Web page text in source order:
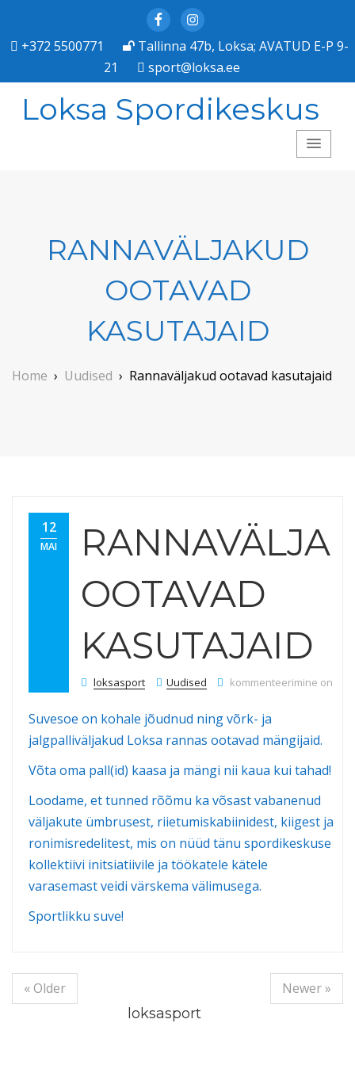
FacebookInstagram
+372 5500771
Tallinna 47b, Loksa; AVATUD E-P 9-
21
sport@loksa.ee
Loksa Spordikeskus
RANNAVÄLJAKUD
OOTAVAD
KASUTAJAID
Home › Uudised › Rannaväljakud ootavad kasutajaid
12
MAI
OOTAVAD
KASUTAJAID
loksasport Uudised Rannaväljakud ootavad
kommenteerimine on
Suvesoe on kohale jõudnud ning võrk- ja
jalgpalliväljakud Loksa rannas ootavad mängijaid.
Võta oma pall(id) kaasa ja mängi nii kaua kui tahad!
Loodame, et tunned rõõmu ka võsast vabanenud
väljakute ümbrusest, riietumiskabiinidest, kiigest ja
ronimisredelitest, mis on nüüd tänu spordikeskuse
kollektiivi initsiatiivile ja töökatele kätele
varasemast veidi värskema välimusega.
Sportlikku suve!
« Older
Newer »
loksasport